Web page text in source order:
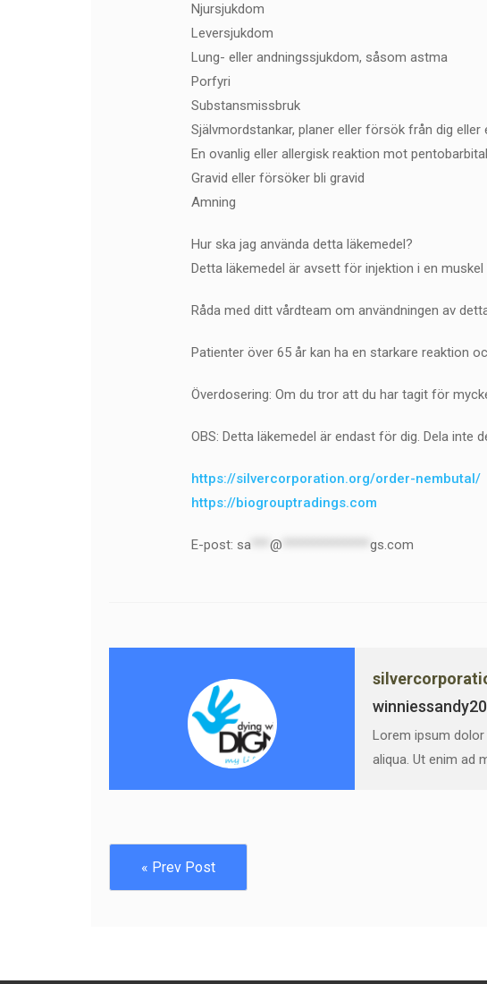
Njursjukdom
Leversjukdom
Lung- eller andningssjukdom, såsom astma
Porfyri
Substansmissbruk
Självmordstankar, planer eller försök från dig eller
En ovanlig eller allergisk reaktion mot
Gravid eller försöker bli gravid
Amning
Hur ska jag använda detta läkemedel?
Detta läkemedel är avsett för injektion i en muskel
Råda med ditt vårdteam om användningen av
Patienter över 65 år kan ha en starkare reaktion
Överdosering: Om du tror att du har tagit för
OBS: Detta läkemedel är endast för dig. Dela
https://silvercorporation.org/order-nembutal/
https://biogrouptradings.com
E-post: sa @ gs.com
Lorem ipsum
aliqua. Ut enim ad
« Prev Post